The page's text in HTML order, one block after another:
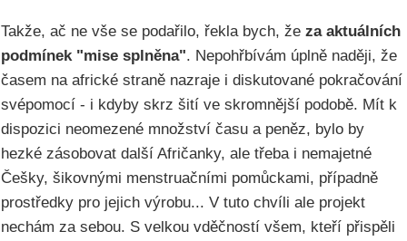
Takže, ač ne vše se podařilo, řekla bych, že za aktuálních
podmínek "mise splněna". Nepohřbívám úplně naději, že
časem na africké straně nazraje i diskutované pokračování
svépomocí - i kdyby skrz šití ve skromnější podobě. Mít k
dispozici neomezené množství času a peněz, bylo by
hezké zásobovat další Afričanky, ale třeba i nemajetné
Češky, šikovnými menstruačními pomůckami, případně
prostředky pro jejich výrobu... V tuto chvíli ale projekt
nechám za sebou. S velkou vděčností všem, kteří přispěli